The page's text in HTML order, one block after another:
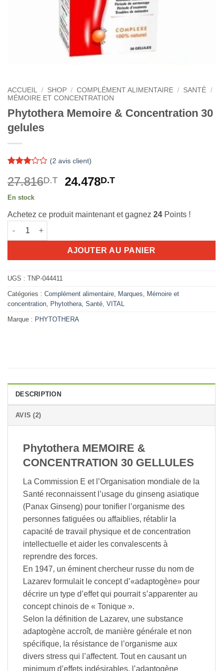
ACCUEIL / SHOP / COMPLÉMENT ALIMENTAIRE / SANTÉ /
MÉMOIRE ET CONCENTRATION
Phytothera Memoire & Concentration 30
gelules
sur 5
basé
sur
client
(2 avis client)
27.816D.T
Le
était :
24.478D.TLe
est :
En stock
Achetez ce produit maintenant et gagnez 24 Points !
quantité de Phytothera Memoire & Concentration 30 gelules
AJOUTER AU PANIER
UGS : TNP-044411
Catégories : Complément alimentaire Marques
Mémoire et
concentration Phytothera Santé VITAL
Marque : PHYTOTHERA
DESCRIPTION
AVIS (2)
Phytothera MEMOIRE &
CONCENTRATION 30 GELLULES
La Commission E et l’Organisation mondiale de la
Santé reconnaissent l’usage du ginseng asiatique
(Panax Ginseng) pour tonifier l’organisme des
personnes fatiguées ou affaiblies, rétablir la
capacité de travail physique et de concentration
intellectuelle et aider les convalescents à
reprendre des forces.
En 1947, un éminent chercheur russe du nom de
Lazarev formulait le concept d’«adaptogène» pour
décrire un type d’effet qui pourrait s’apparenter au
concept chinois de « Tonique ».
Selon la définition de Lazarev, une substance
adaptogène accroît, de manière générale et non
spécifique, la résistance de l’organisme aux
divers stress qui l’affectent. Tout en causant un
minimum d’effets indésirables, l’adaptogène